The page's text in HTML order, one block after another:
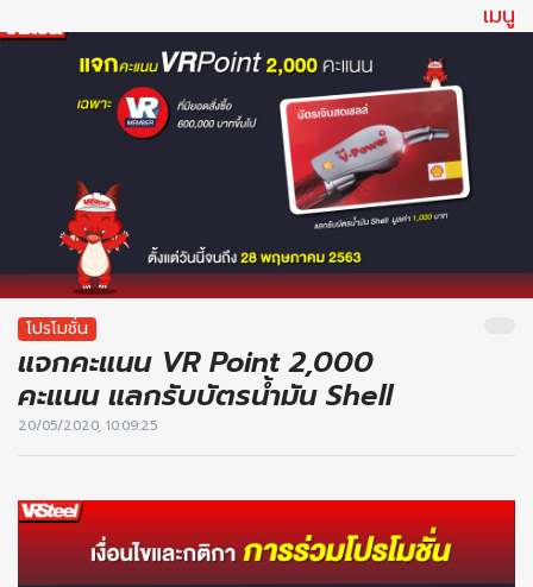
เมนู
โปรโมชั่น
แจกคะแนน VR Point 2,000
คะแนน แลกรับบัตรน้ำมัน Shell
20/05/2020, 10:09:25